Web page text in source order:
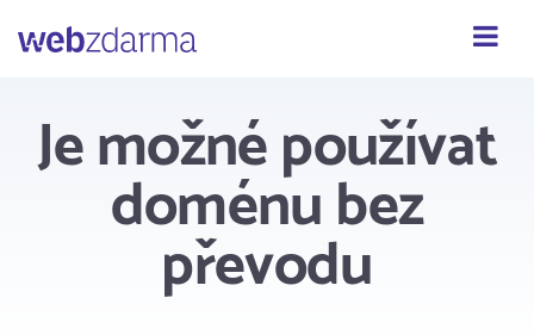
Webzdarma
Je možné používat
doménu bez
převodu